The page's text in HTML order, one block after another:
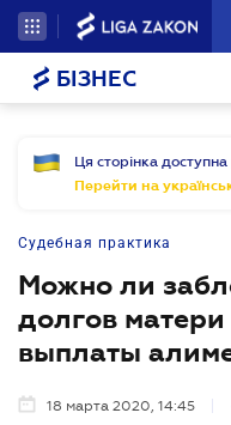
БІЗНЕС
Ця сторінка
Перейти на
Судебная практика
Можно ли
долгов
выплаты
18 марта 2020, 14:45